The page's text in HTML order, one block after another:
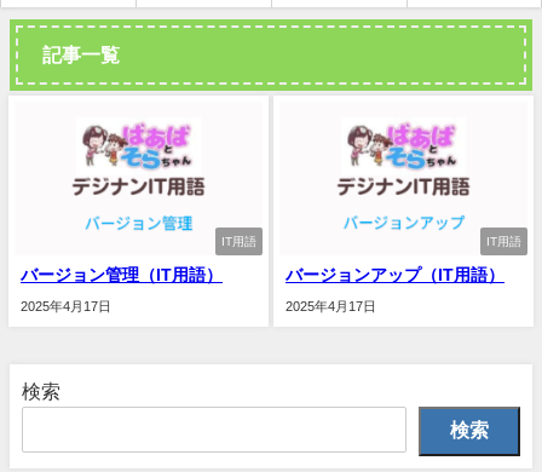
記事一覧
IT用語
バージョン管理（IT用語）
2025年4月17日
IT用語
バージョンアップ（IT用語）
2025年4月17日
検索
検索